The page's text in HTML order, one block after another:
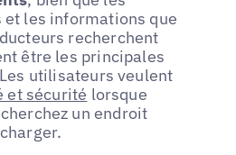
et les informations que
recherchent
être les principales
utilisateurs veulent
et sécurité lorsque
un endroit